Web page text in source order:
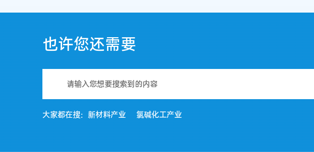
性比赤磷大，与卤素、氧能直接
也许您还需要
大家都在搜： 新材料产业 氯碱化工产业